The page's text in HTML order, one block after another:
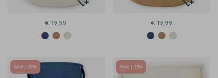
€ 19,99 € 19,99
Sale | 30% Sale | 33%